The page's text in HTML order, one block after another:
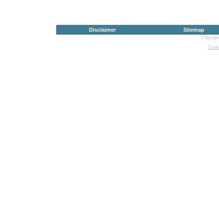
Disclaimer Sitemap